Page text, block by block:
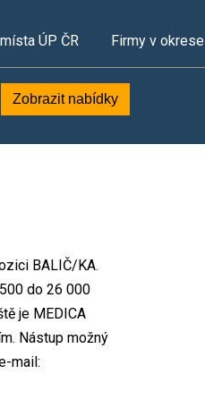
ÚP ČR Firmy v okrese
Zobrazit nabídky
BALIČ/KA.
do 26 000
je MEDICA
Nástup možný
mail: